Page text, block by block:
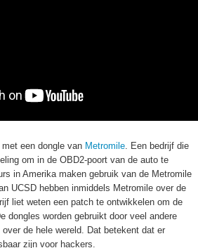
een dongle van Metromile. Een bedrijf die
om in de OBD2-poort van de auto te
in Amerika maken gebruik van de Metromile
UCSD hebben inmiddels Metromile over de
liet weten een patch te ontwikkelen om de
dongles worden gebruikt door veel andere
de hele wereld. Dat betekent dat er
zijn voor hackers.